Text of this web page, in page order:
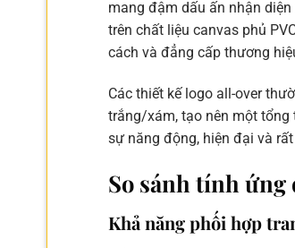
mang đậm dấu ấn nhận
trên chất liệu canvas phủ
cách và đẳng cấp thương
Các thiết kế logo all-over
trắng/xám, tạo nên một tổng
sự năng động, hiện đại và
So sánh tính
Khả năng phối hợp